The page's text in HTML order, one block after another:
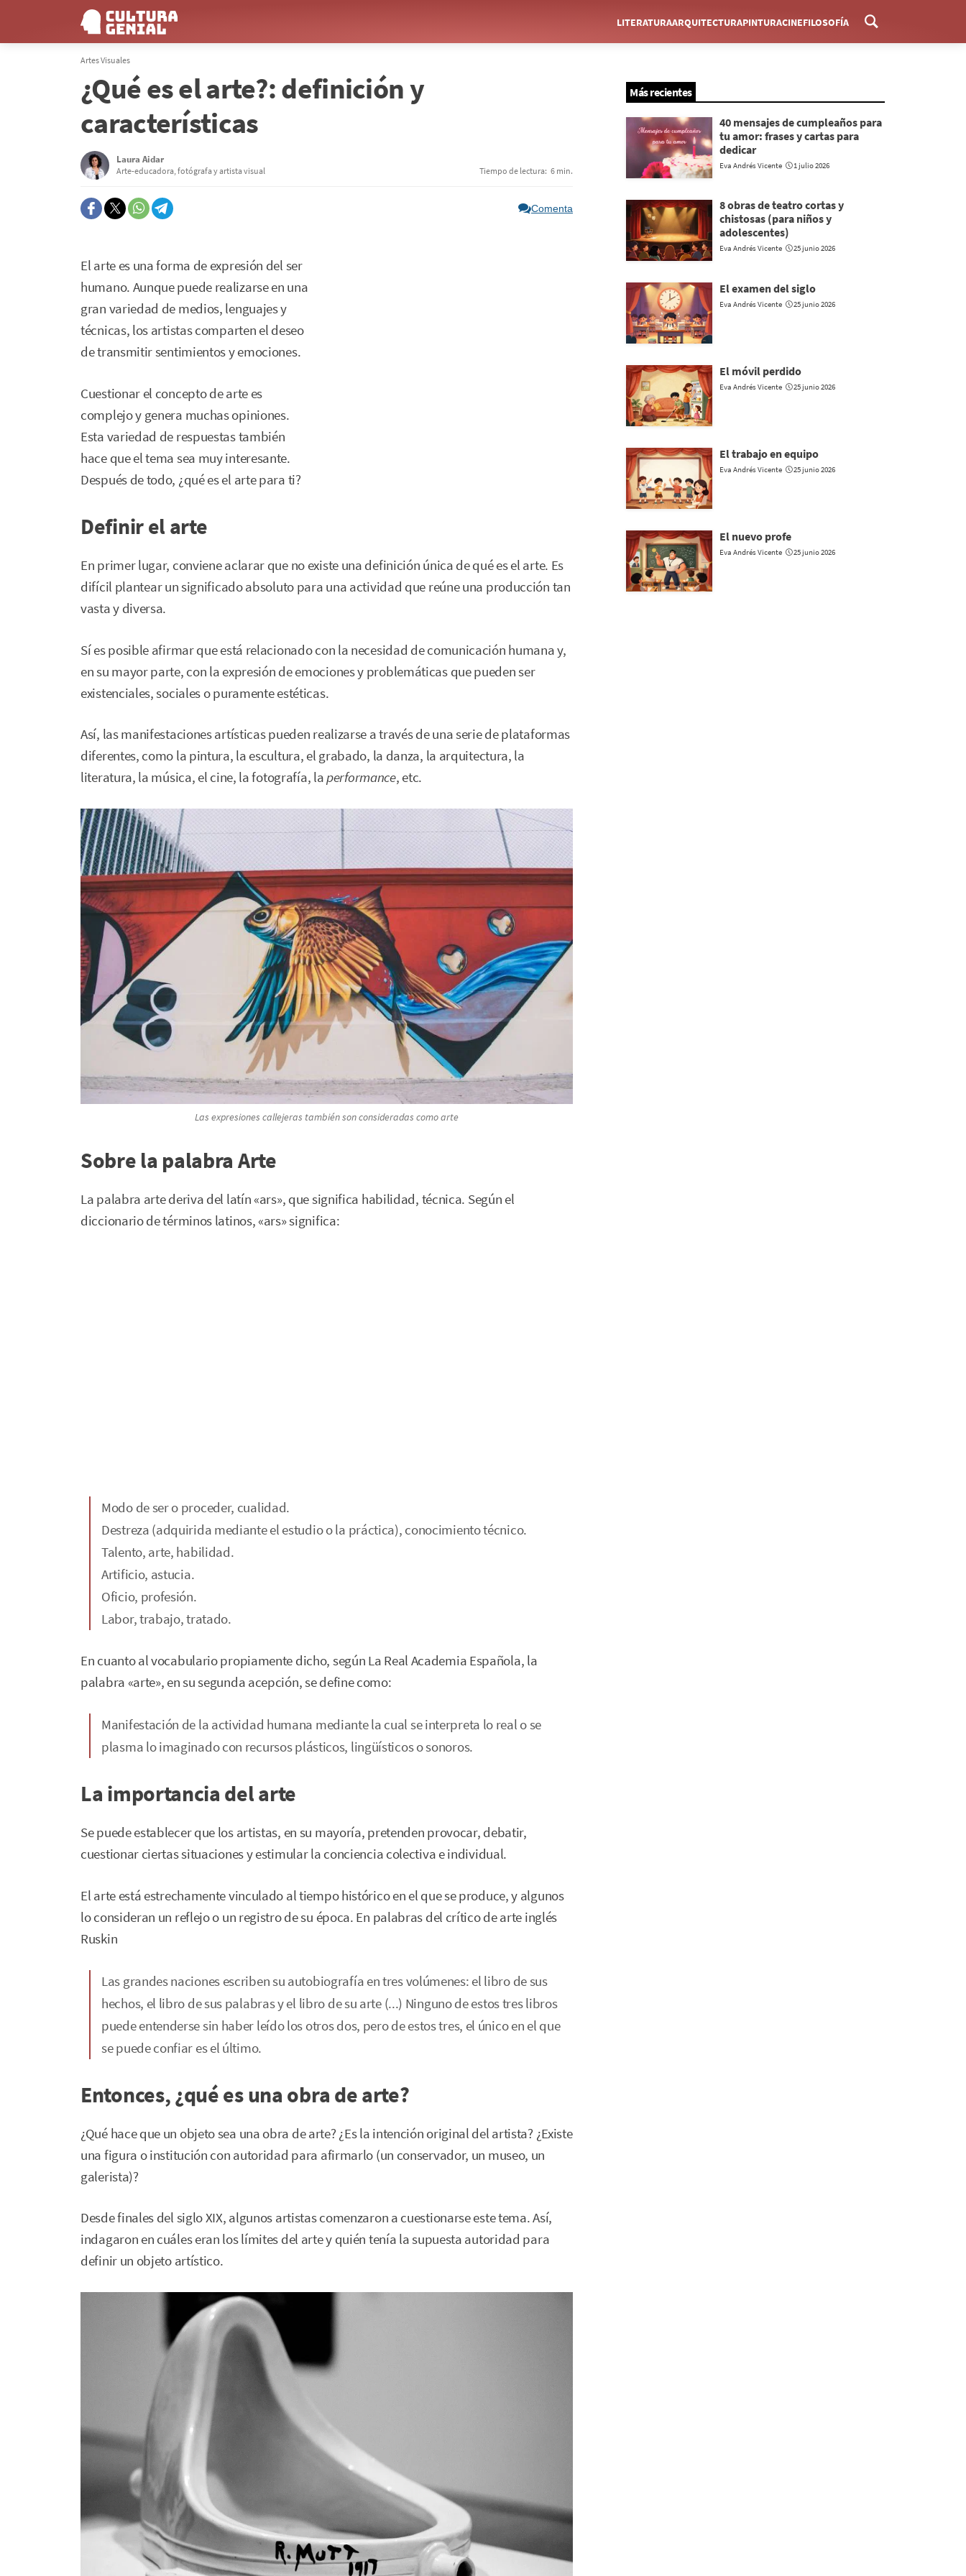
Menú
LITERATURAARQUITECTURAPINTURACINEFILOSOFÍA
Artes Visuales
¿Qué es el arte?: definición y
características
Laura Aidar
Arte-educadora, fotógrafa y artista visual Tiempo de lectura: 6 min.
Comenta
El arte es una forma de expresión del ser
humano. Aunque puede realizarse en una
gran variedad de medios, lenguajes y
técnicas, los artistas comparten el deseo
de transmitir sentimientos y emociones.
Cuestionar el concepto de arte es
complejo y genera muchas opiniones.
Esta variedad de respuestas también
hace que el tema sea muy interesante.
Después de todo, ¿qué es el arte para ti?
Definir el arte
En primer lugar, conviene aclarar que no existe una definición única de qué es el arte. Es
difícil plantear un significado absoluto para una actividad que reúne una producción tan
vasta y diversa.
Sí es posible afirmar que está relacionado con la necesidad de comunicación humana y,
en su mayor parte, con la expresión de emociones y problemáticas que pueden ser
existenciales, sociales o puramente estéticas.
Así, las manifestaciones artísticas pueden realizarse a través de una serie de plataformas
diferentes, como la pintura, la escultura, el grabado, la danza, la arquitectura, la
literatura, la música, el cine, la fotografía, laperformance, etc.
Las expresiones callejeras también son consideradas como arte
Sobre la palabra Arte
La palabra arte deriva del latín «ars», que significa habilidad, técnica. Según el
diccionario de términos latinos, «ars» significa:
Modo de ser o proceder, cualidad.
Destreza (adquirida mediante el estudio o la práctica), conocimiento técnico.
Talento, arte, habilidad.
Artificio, astucia.
Oficio, profesión.
Labor, trabajo, tratado.
En cuanto al vocabulario propiamente dicho, según La Real Academia Española, la
palabra «arte», en su segunda acepción, se define como:
Manifestación de la actividad humana mediante la cual se interpreta lo real o se
plasma lo imaginado con recursos plásticos, lingüísticos o sonoros.
La importancia del arte
Se puede establecer que los artistas, en su mayoría, pretenden provocar, debatir,
cuestionar ciertas situaciones y estimular la conciencia colectiva e individual.
El arte está estrechamente vinculado al tiempo histórico en el que se produce, y algunos
lo consideran un reflejo o un registro de su época. En palabras del crítico de arte inglés
Ruskin
Las grandes naciones escriben su autobiografía en tres volúmenes: el libro de sus
hechos, el libro de sus palabras y el libro de su arte (...) Ninguno de estos tres libros
puede entenderse sin haber leído los otros dos, pero de estos tres, el único en el que
se puede confiar es el último.
Entonces, ¿qué es una obra de arte?
¿Qué hace que un objeto sea una obra de arte? ¿Es la intención original del artista? ¿Existe
una figura o institución con autoridad para afirmarlo (un conservador, un museo, un
galerista)?
Desde finales del siglo XIX, algunos artistas comenzaron a cuestionarse este tema. Así,
indagaron en cuáles eran los límites del arte y quién tenía la supuesta autoridad para
definir un objeto artístico.
Más recientes
40 mensajes de cumpleaños para
tu amor: frases y cartas para
dedicar
Eva Andrés Vicente 1 julio 2026
8 obras de teatro cortas y
chistosas (para niños y
adolescentes)
Eva Andrés Vicente 25 junio 2026
El examen del siglo
Eva Andrés Vicente 25 junio 2026
El móvil perdido
Eva Andrés Vicente 25 junio 2026
El trabajo en equipo
Eva Andrés Vicente 25 junio 2026
El nuevo profe
Eva Andrés Vicente 25 junio 2026